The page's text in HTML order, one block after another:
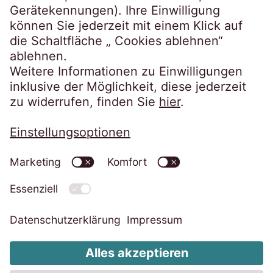
Impressum Datenschutzerklärung